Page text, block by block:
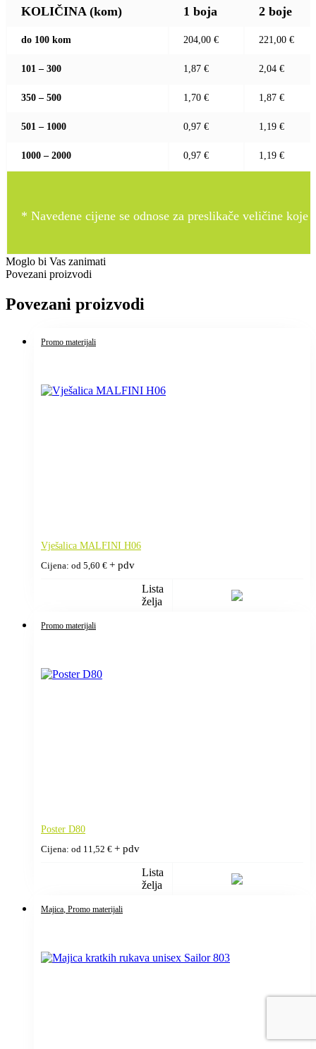
KOLIČINA (kom) 1 boja 2 boje
do 100 kom 204,00 € 221,00 €
101 – 300 1,87 € 2,04 €
350 – 500 1,70 € 1,87 €
501 – 1000 0,97 € 1,19 €
1000 – 2000 0,97 € 1,19 €
* Navedene cijene se odnose za preslikače veličine
Moglo bi Vas zanimati
Povezani proizvodi
Povezani proizvodi
Promo materijali
Vješalica MALFINI H06
Cijena: od 5,60 € + pdv
Lista
želja
Promo materijali
Poster D80
Cijena: od 11,52 € + pdv
Lista
želja
Majica, Promo materijali